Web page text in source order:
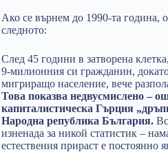
Ако се върнем до 1990-та година,
следното:
След 45 години в затворена
9-милионния си гражданин,
мигриращо население, вече
Това показва недвусмислено –
капиталистическа Гърция
Народна република България.
изненада за никой статистик –
естествения прираст е постоянно